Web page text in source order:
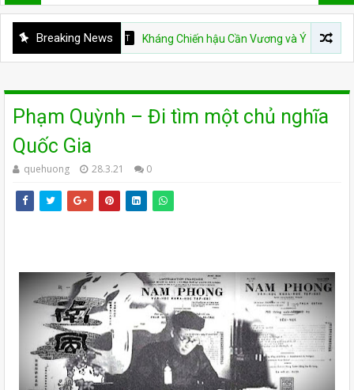
Breaking News
DÒNG SỬ VIỆT Kháng Chiến hậu Cần Vương và Ý Thức Mới của Dân
Phạm Quỳnh – Đi tìm một chủ nghĩa
Quốc Gia
quehuong 28.3.21 0